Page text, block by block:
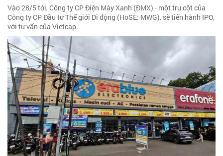
Vào 28/5 tới, Công ty CP Điện Máy Xanh (ĐMX) - một trụ cột của
Công ty CP Đầu tư Thế giới Di động (HoSE: MWG), sẽ tiến hành IPO,
với tư vấn của Vietcap.